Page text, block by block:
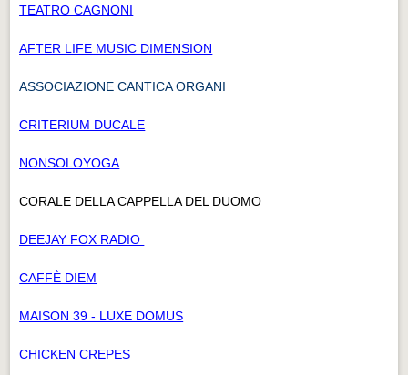
TEATRO CAGNONI
AFTER LIFE MUSIC DIMENSION
ASSOCIAZIONE CANTICA ORGANI
CRITERIUM DUCALE
NONSOLOYOGA
CORALE DELLA CAPPELLA DEL DUOMO
DEEJAY FOX RADIO
CAFFÈ DIEM
MAISON 39 - LUXE DOMUS
CHICKEN CREPES